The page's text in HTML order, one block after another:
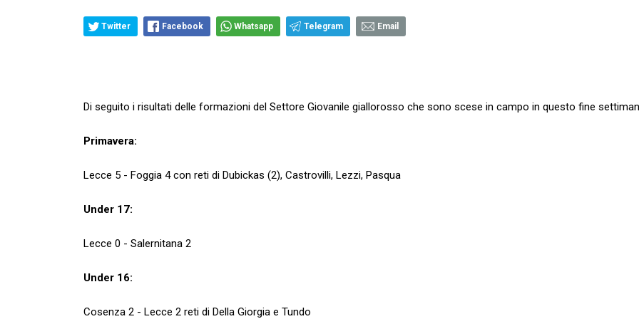
Twitter Facebook Whatsapp Telegram Email
Di seguito i risultati delle formazioni del Settore Giovanile giallorosso che sono scese in campo in questo fine
Primavera:
Lecce 5 - Foggia 4 con reti di Dubickas (2), Castrovilli, Lezzi, Pasqua
Under 17:
Lecce 0 - Salernitana 2
Under 16:
Cosenza 2 - Lecce 2 reti di Della Giorgia e Tundo